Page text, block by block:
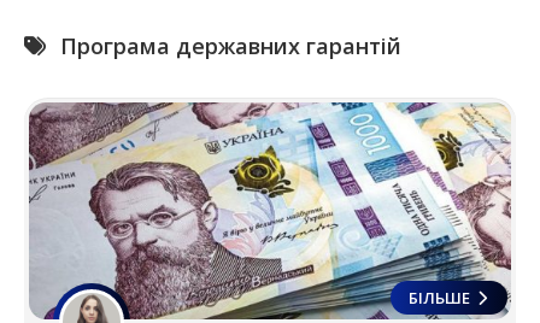
Програма державних гарантій
БІЛЬШЕ